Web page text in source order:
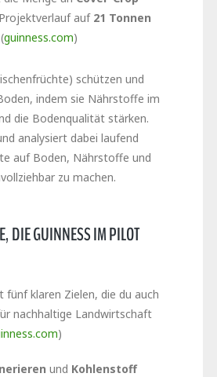
auf 21 Tonnen
guinness.com)
schützen und
indem sie Nährstoffe im
die Bodenqualität stärken.
analysiert dabei laufend
auf Boden, Nährstoffe und
zu machen.
DIE GUINNESS IM PILOT
klaren Zielen, die du auch
nachhaltige Landwirtschaft
)
und Kohlenstoff